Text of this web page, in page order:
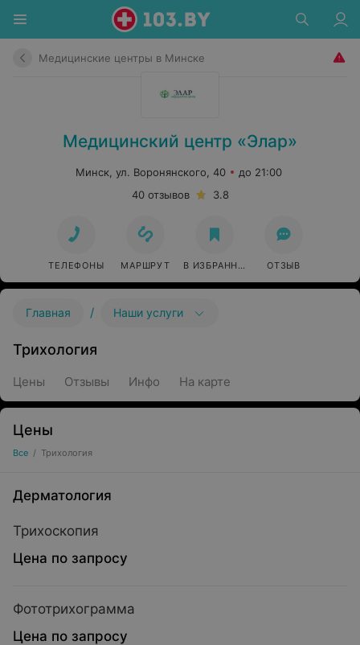
Медицинские центры в Минске
Медицинский центр «Элар»
Минск, ул. Воронянского, 40
до 21:00
40 отзывов
3.8
ТЕЛЕФОНЫ МАРШРУТ В ИЗБРАННОЕ ОТЗЫВ
Главная / Наши услуги
Трихология
Цены Отзывы Инфо На карте
Цены
Все / Трихология
Дерматология
Трихоскопия
Цена по запросу
Фототрихограмма
Цена по запросу